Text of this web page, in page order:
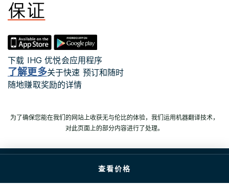
查看价格
下载 IHG 优悦会应用程序
了解更多关于快速 预订和随时
随地赚取奖励的详情
为了确保您能在我们的网站上收获无与伦比的体验，我们运用机器翻译技术，
对此页面上的部分内容进行了处理。
沪ICP备09027645号-13